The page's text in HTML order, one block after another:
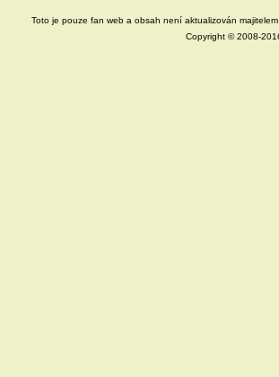
Toto je pouze fan web a obsah není aktualizován
Copyright © 2008-